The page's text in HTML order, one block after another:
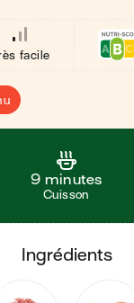
facile
9 minutes
Cuisson
ingrédients